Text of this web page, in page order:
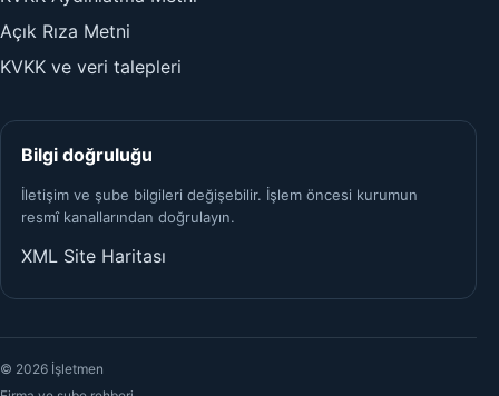
Açık Rıza Metni
KVKK ve veri talepleri
Bilgi doğruluğu
İletişim ve şube bilgileri değişebilir. İşlem öncesi kurumun
resmî kanallarından doğrulayın.
XML Site Haritası
© 2026 İşletmen